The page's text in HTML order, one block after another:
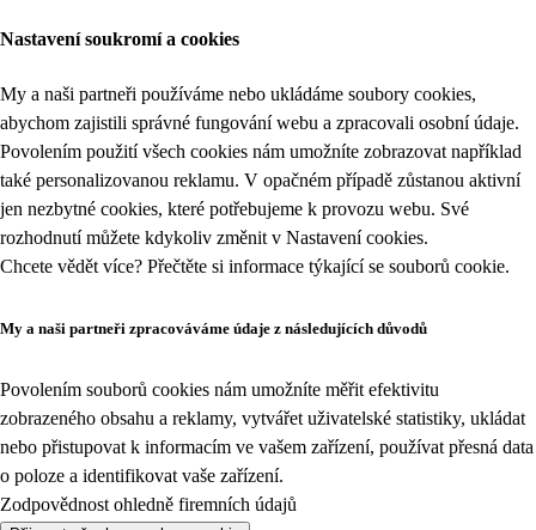
Nastavení soukromí a cookies
My a naši partneři používáme nebo ukládáme soubory cookies,
abychom zajistili správné fungování webu a zpracovali osobní údaje.
Povolením použití všech cookies nám umožníte zobrazovat například
také personalizovanou reklamu. V opačném případě zůstanou aktivní
jen nezbytné cookies, které potřebujeme k provozu webu. Své
rozhodnutí můžete kdykoliv změnit v Nastavení cookies.
Chcete vědět více? Přečtěte si informace týkající se souborů cookie.
My a naši partneři zpracováváme údaje z následujících důvodů
Povolením souborů cookies nám umožníte měřit efektivitu
zobrazeného obsahu a reklamy, vytvářet uživatelské statistiky, ukládat
nebo přistupovat k informacím ve vašem zařízení, používat přesná data
o poloze a identifikovat vaše zařízení.
Zodpovědnost ohledně firemních údajů